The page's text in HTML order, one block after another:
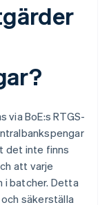
via BoE:s RTGS-
det inte finns
att varje
i batcher. Detta
säkerställa